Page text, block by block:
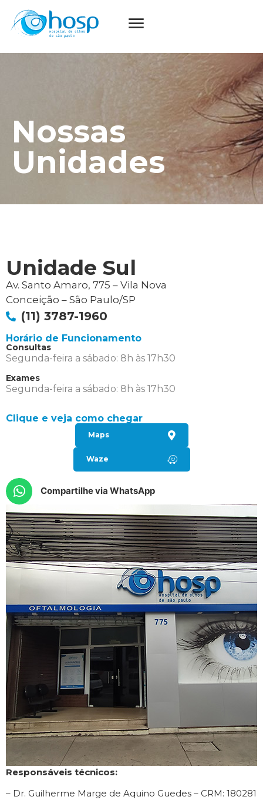
Nossas
Unidades
Unidade Sul
Av. Santo Amaro, 775 – Vila Nova
Conceição – São Paulo/SP
(11) 3787-1960
Horário de Funcionamento
Consultas
Segunda-feira a sábado: 8h às 17h30
Exames
Segunda-feira a sábado: 8h às 17h30
Clique e veja como chegar
Maps
Waze
Compartilhe via WhatsApp
Responsáveis técnicos:
– Dr. Guilherme Marge de Aquino Guedes – CRM: 180281